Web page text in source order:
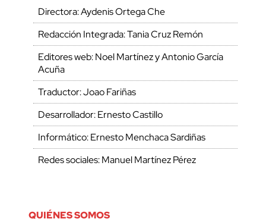
Directora: Aydenis Ortega Che
Redacción Integrada: Tania Cruz Remón
Editores web: Noel Martínez y Antonio García
Acuña
Traductor: Joao Fariñas
Desarrollador: Ernesto Castillo
Informático: Ernesto Menchaca Sardiñas
Redes sociales: Manuel Martínez Pérez
QUIÉNES SOMOS